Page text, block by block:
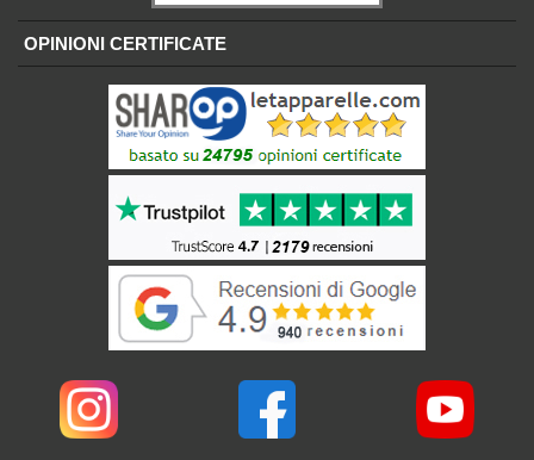
OPINIONI CERTIFICATE